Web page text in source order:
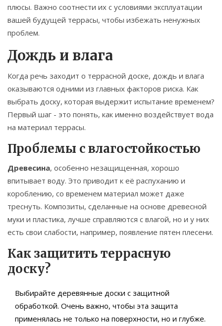
плюсы. Важно соотнести их с условиями эксплуатации
вашей будущей террасы, чтобы избежать ненужных
проблем.
Дождь и влага
Когда речь заходит о террасной доске, дождь и влага
оказываются одними из главных факторов риска. Как
выбрать доску, которая выдержит испытание временем?
Первый шаг - это понять, как именно воздействует вода
на материал террасы.
Проблемы с влагостойкостью
Древесина, особенно незащищенная, хорошо
впитывает воду. Это приводит к её распуханию и
короблению, со временем материал может даже
треснуть. Композиты, сделанные на основе древесной
муки и пластика, лучше справляются с влагой, но и у них
есть свои слабости, например, появление пятен плесени.
Как защитить террасную
доску?
Выбирайте деревянные доски с защитной
обработкой. Очень важно, чтобы эта защита
применялась не только на поверхности, но и глубже.